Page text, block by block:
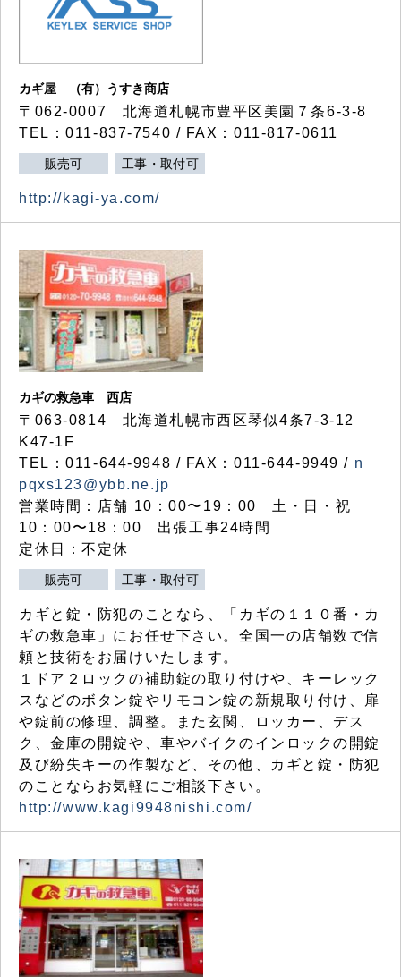
カギ屋 （有）うすき商店
〒062-0007 北海道札幌市豊平区美園７条6-3-8
TEL：011-837-7540 / FAX：011-817-0611
販売可 工事・取付可
http://kagi-ya.com/
カギの救急車 西店
〒063-0814 北海道札幌市西区琴似4条7-3-12
K47-1F
TEL：011-644-9948 / FAX：011-644-9949 / n
pqxs123@ybb.ne.jp
営業時間：店舗 10：00〜19：00 土・日・祝
10：00〜18：00 出張工事24時間
定休日：不定休
販売可 工事・取付可
カギと錠・防犯のことなら、「カギの１１０番・カ
ギの救急車」にお任せ下さい。全国一の店舗数で信
頼と技術をお届けいたします。
１ドア２ロックの補助錠の取り付けや、キーレック
スなどのボタン錠やリモコン錠の新規取り付け、扉
や錠前の修理、調整。また玄関、ロッカー、デス
ク、金庫の開錠や、車やバイクのインロックの開錠
及び紛失キーの作製など、その他、カギと錠・防犯
のことならお気軽にご相談下さい。
http://www.kagi9948nishi.com/